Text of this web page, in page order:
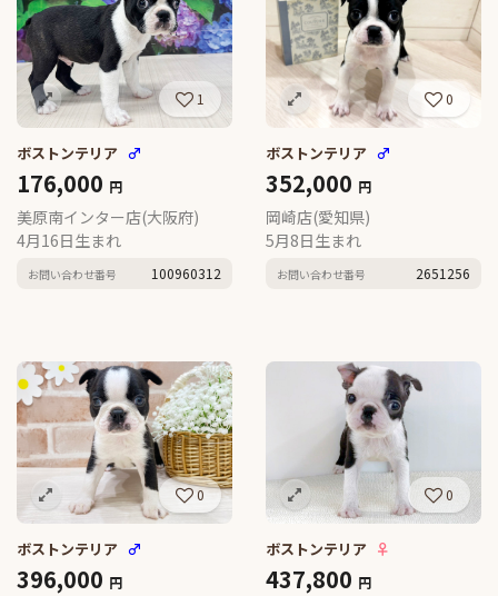
1
ボストンテリア ♂
176,000 円
美原南インター店(大阪府)
4月16日生まれ
お問い合わせ番号 100960312
0
ボストンテリア ♂
352,000 円
岡崎店(愛知県)
5月8日生まれ
お問い合わせ番号 2651256
0
ボストンテリア ♂
396,000 円
0
ボストンテリア ♀
437,800 円